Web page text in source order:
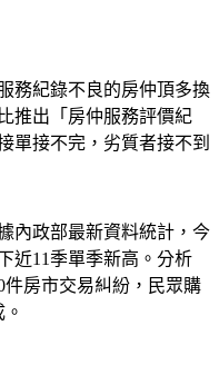
務紀錄不良的房仲頂多換
推出「房仲服務評價紀
單接不完，劣質者接不到
內政部最新資料統計，今
近11季單季新高。分析
件房市交易糾紛，民眾購